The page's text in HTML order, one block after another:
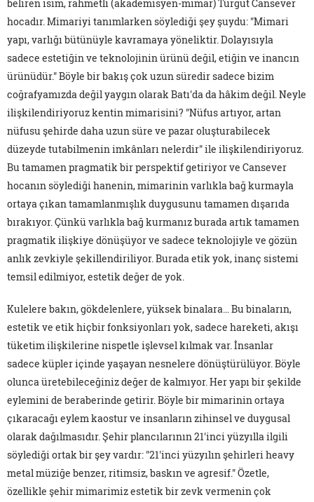
beliren isim, rahmetli (akademisyen-mimar) Turgut Cansever
hocadır. Mimariyi tanımlarken söylediği şey şuydu: "Mimari
yapı, varlığı bütünüyle kavramaya yöneliktir. Dolayısıyla
sadece estetiğin ve teknolojinin ürünü değil, etiğin ve inancın
ürünüdür." Böyle bir bakış çok uzun süredir sadece bizim
coğrafyamızda değil yaygın olarak Batı'da da hâkim değil. Neyle
ilişkilendiriyoruz kentin mimarisini? "Nüfus artıyor, artan
nüfusu şehirde daha uzun süre ve pazar oluşturabilecek
düzeyde tutabilmenin imkânları nelerdir" ile ilişkilendiriyoruz.
Bu tamamen pragmatik bir perspektif getiriyor ve Cansever
hocanın söylediği hanenin, mimarinin varlıkla bağ kurmayla
ortaya çıkan tamamlanmışlık duygusunu tamamen dışarıda
bırakıyor. Çünkü varlıkla bağ kurmanız burada artık tamamen
pragmatik ilişkiye dönüşüyor ve sadece teknolojiyle ve gözün
anlık zevkiyle şekillendiriliyor. Burada etik yok, inanç sistemi
temsil edilmiyor, estetik değer de yok.
Kulelere bakın, gökdelenlere, yüksek binalara… Bu binaların,
estetik ve etik hiçbir fonksiyonları yok, sadece hareketi, akışı
tüketim ilişkilerine nispetle işlevsel kılmak var. İnsanlar
sadece küpler içinde yaşayan nesnelere dönüştürülüyor. Böyle
olunca üretebileceğiniz değer de kalmıyor. Her yapı bir şekilde
eylemini de beraberinde getirir. Böyle bir mimarinin ortaya
çıkaracağı eylem kaostur ve insanların zihinsel ve duygusal
olarak dağılmasıdır. Şehir plancılarının 21'inci yüzyılla ilgili
söylediği ortak bir şey vardır: "21'inci yüzyılın şehirleri heavy
metal müziğe benzer, ritimsiz, baskın ve agresif." Özetle,
özellikle şehir mimarimiz estetik bir zevk vermenin çok